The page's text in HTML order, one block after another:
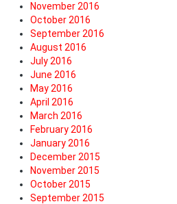
November 2016
October 2016
September 2016
August 2016
July 2016
June 2016
May 2016
April 2016
March 2016
February 2016
January 2016
December 2015
November 2015
October 2015
September 2015